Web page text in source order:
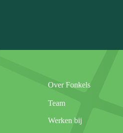
Over Fonkels
Team
Werken bij